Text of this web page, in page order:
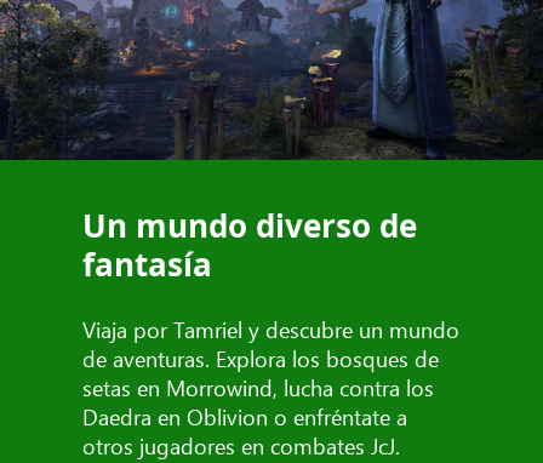
Un mundo diverso de
fantasía
Viaja por Tamriel y descubre un mundo
de aventuras. Explora los bosques de
setas en Morrowind, lucha contra los
Daedra en Oblivion o enfréntate a
otros jugadores en combates JcJ.